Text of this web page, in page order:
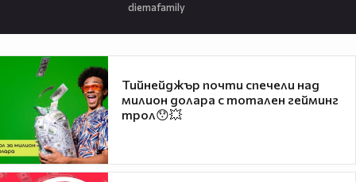
diemafamily
Тийнейджър почти спечели над
милион долара с тотален гейминг
трол😯💥